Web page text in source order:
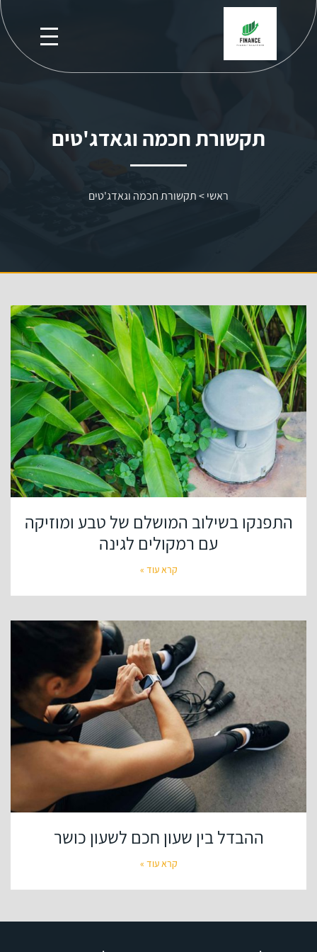
תקשורת חכמה וגאדג'טים
ראשי>תקשורת חכמה וגאדג'טים
התפנקו בשילוב המושלם של טבע ומוזיקה
עם רמקולים לגינה
קרא עוד »
ההבדל בין שעון חכם לשעון כושר
קרא עוד »